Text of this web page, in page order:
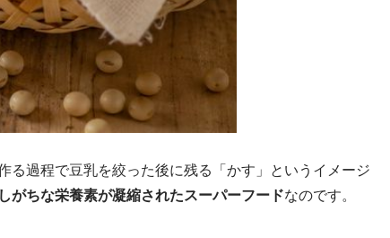
る過程で豆乳を絞った後に残る「かす」というイメージ
がちな栄養素が凝縮されたスーパーフードなのです。